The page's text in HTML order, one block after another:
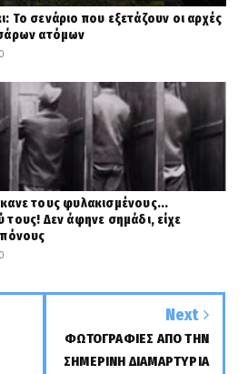
Το σενάριο που εξετάζουν οι αρχές
ατόμων
τους φυλακισμένους...
τους! Δεν άφηνε σημάδι, είχε
πόνους
Next
ΦΩΤΟΓΡΑΦΙΕΣ ΑΠΟ ΤΗΝ
ΣΗΜΕΡΙΝΗ ΔΙΑΜΑΡΤΥΡΙΑ